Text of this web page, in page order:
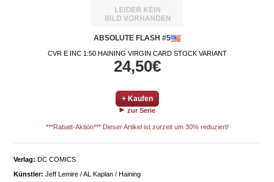
ABSOLUTE FLASH #5
CVR E INC 1:50 HAINING VIRGIN CARD STOCK VARIANT
24,50€
+ Kaufen
zur Serie
***Rabatt-Aktion*** Dieser Artikel ist zurzeit um 30% reduziert!
Verlag: DC COMICS
Künstler: Jeff Lemire / AL Kaplan / Haining